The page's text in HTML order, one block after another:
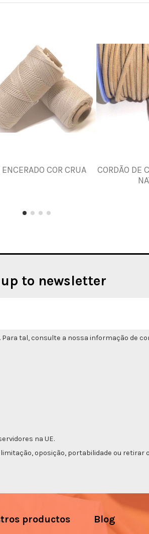
ENCERADO COR CRUA
CORDÃO DE
to newsletter
tal, consulte a nossa informação de
na UE.
oposição, portabilidade ou
productos Blog